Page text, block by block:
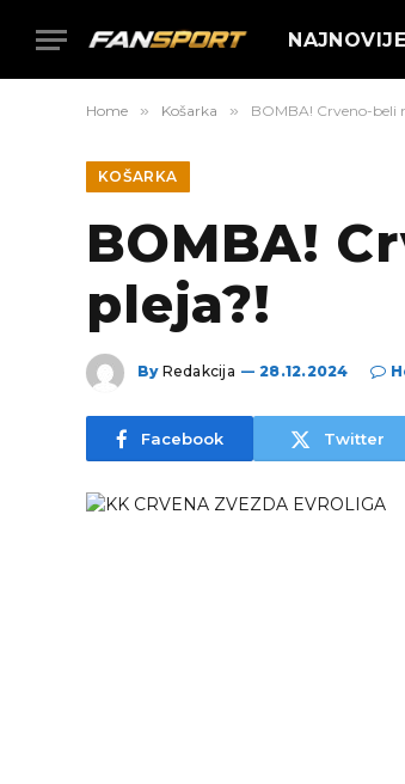
NAJNOVIJE
Home » Košarka » BOMBA! Crveno-beli
KOŠARKA
BOMBA!
pleja?!
By Redakcija 28.12.2024
Facebook Twitter